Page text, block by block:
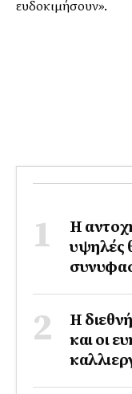
ευδοκιμήσουν».
Η
υψηλές
Η
και οι